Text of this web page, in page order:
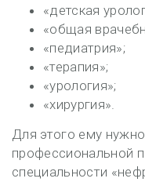
«детская
«общая
«педиатрия»;
«терапия»;
«урология»;
«хирургия».
Для этого ему
профессиональной
специальности